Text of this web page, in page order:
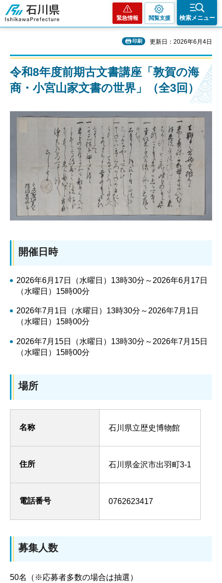
石川県
緊急情報 閲覧支援 検索メニュー
印刷 更新日：2026年6月4日
令和8年度前期古文書講座「敦賀の海
商・小宮山家文書の世界」（全3回）
開催日時
2026年6月17日（水曜日）13時30分～2026年6月17日
（水曜日）15時00分
2026年7月1日（水曜日）13時30分～2026年7月1日
（水曜日）15時00分
2026年7月15日（水曜日）13時30分～2026年7月15日
（水曜日）15時00分
場所
名称 石川県立歴史博物館
住所 石川県金沢市出羽町3-1
電話番号 0762623417
募集人数
50名（※応募者多数の場合は抽選）